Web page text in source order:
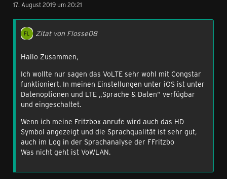
17. August 2019 um 20:21
Zitat von Flosse08
Hallo Zusammen,
Ich wollte nur sagen das VoLTE sehr wohl mit Congstar
funktioniert. In meinen Einstellungen unter iOS ist unter
Datenoptionen und LTE „Sprache & Daten“ verfügbar
und eingeschaltet.
Wenn ich meine Fritzbox anrufe wird auch das HD
Symbol angezeigt und die Sprachqualität ist sehr gut,
auch im Log in der Sprachanalyse der FFritzbo
Was nicht geht ist VoWLAN.